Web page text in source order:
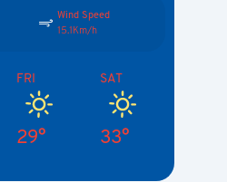
Wind Speed
15.1Km/h
FRI
29°
SAT
33°